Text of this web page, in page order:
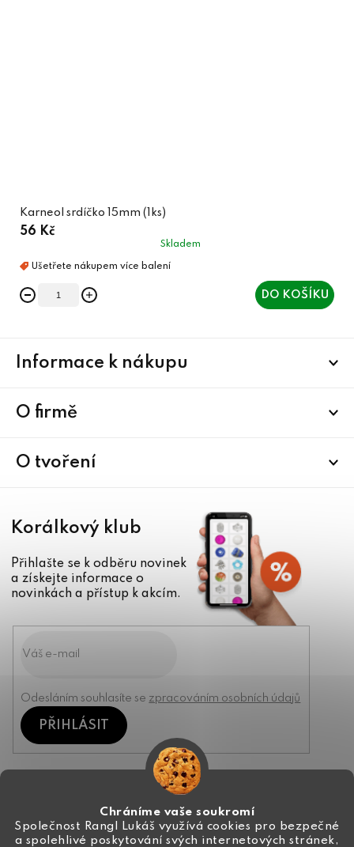
Chráníme vaše soukromí
Společnost Rangl Lukáš využívá cookies pro bezpečné
a spolehlivé poskytování svých internetových stránek,
Karneol srdíčko 15mm (1ks)
56 Kč
Skladem
DO KOŠÍKU
Informace k nákupu
O firmě
O tvoření
Korálkový klub
Přihlašte se k odběru novinek
a získejte informace o
novinkách a přístup k akcím.
Odesláním souhlasíte se zpracováním osobních údajů
PŘIHLÁSIT